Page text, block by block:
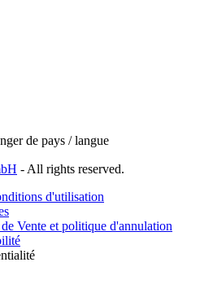
de pays / langue
- All rights reserved.
d'utilisation
Vente et politique d'annulation